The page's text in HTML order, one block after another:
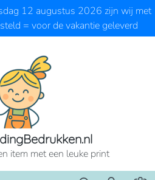
12 augustus 2026 zijn wij met
= voor de vakantie geleverd
item met een leuke print